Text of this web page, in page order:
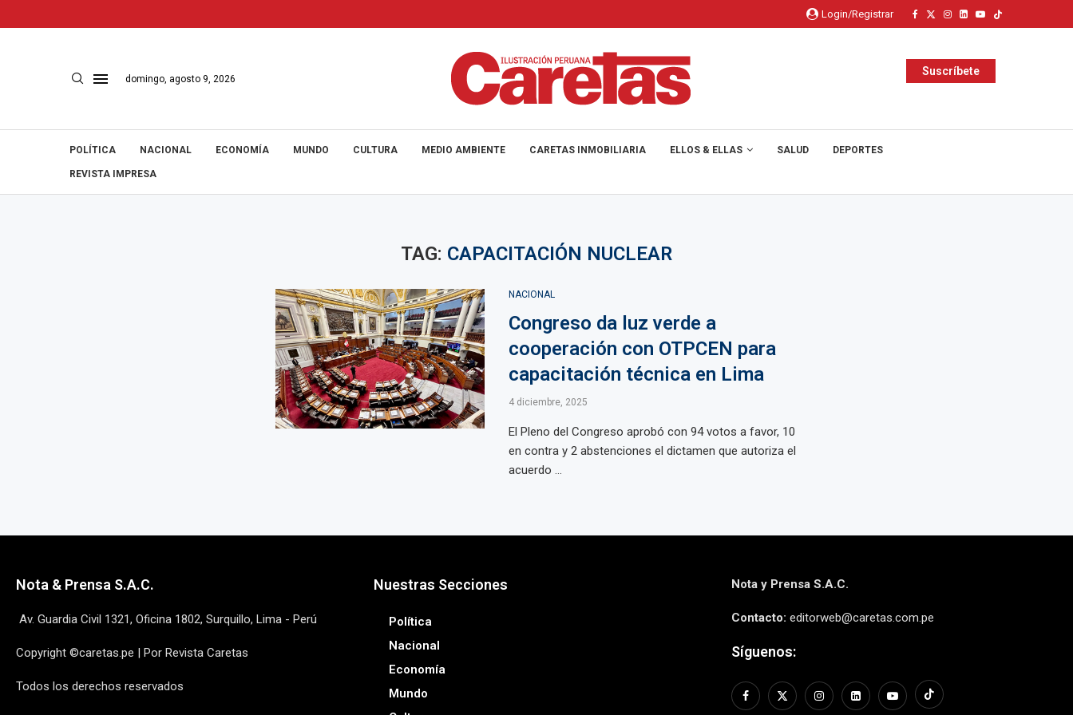
Login/Registrar
domingo, agosto 9, 2026
Suscríbete
POLÍTICA NACIONAL ECONOMÍA MUNDO CULTURA MEDIO AMBIENTE CARETAS INMOBILIARIA ELLOS & ELLAS SALUD DEPORTES
REVISTA IMPRESA
TAG: CAPACITACIÓN NUCLEAR
NACIONAL
Congreso da luz verde a
cooperación con OTPCEN para
capacitación técnica en Lima
4 diciembre, 2025
El Pleno del Congreso aprobó con 94 votos a favor, 10
en contra y 2 abstenciones el dictamen que autoriza el
acuerdo ...
Nota & Prensa S.A.C.
Av. Guardia Civil 1321, Oficina 1802, Surquillo, Lima - Perú
Copyright ©caretas.pe | Por Revista Caretas
Todos los derechos reservados
Nuestras Secciones
Política
Nacional
Economía
Mundo
Nota y Prensa S.A.C.
Contacto: editorweb@caretas.com.pe
Síguenos: